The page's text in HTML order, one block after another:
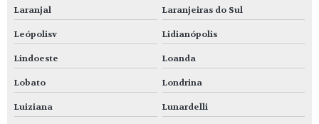
Laranjal Laranjeiras do Sul
Leópolisv Lidianópolis
Lindoeste Loanda
Lobato Londrina
Luiziana Lunardelli